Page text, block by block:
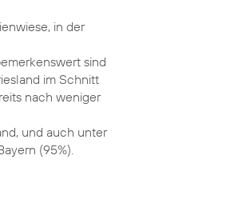
in der
sind
im Schnitt
nach weniger
und auch unter